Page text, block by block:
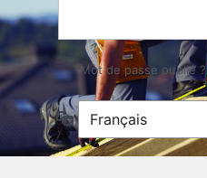
Mot de passe oublié ?
Langue